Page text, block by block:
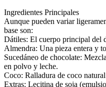
Ingredientes Principales
Aunque pueden variar
base son:
Dátiles: El cuerpo principal del
Almendra: Una pieza entera y
Sucedáneo de chocolate:
en polvo y leche.
Coco: Ralladura de coco
Extras: Lecitina de soja